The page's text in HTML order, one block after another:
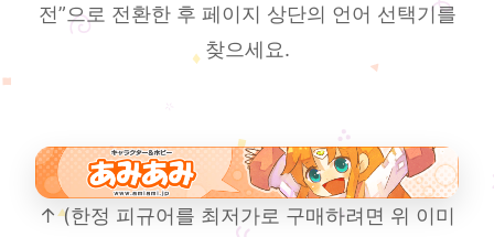
전”으로 전환한 후 페이지 상단의 언어 선택기를
찾으세요.
↑ (한정 피규어를 최저가로 구매하려면 위 이미